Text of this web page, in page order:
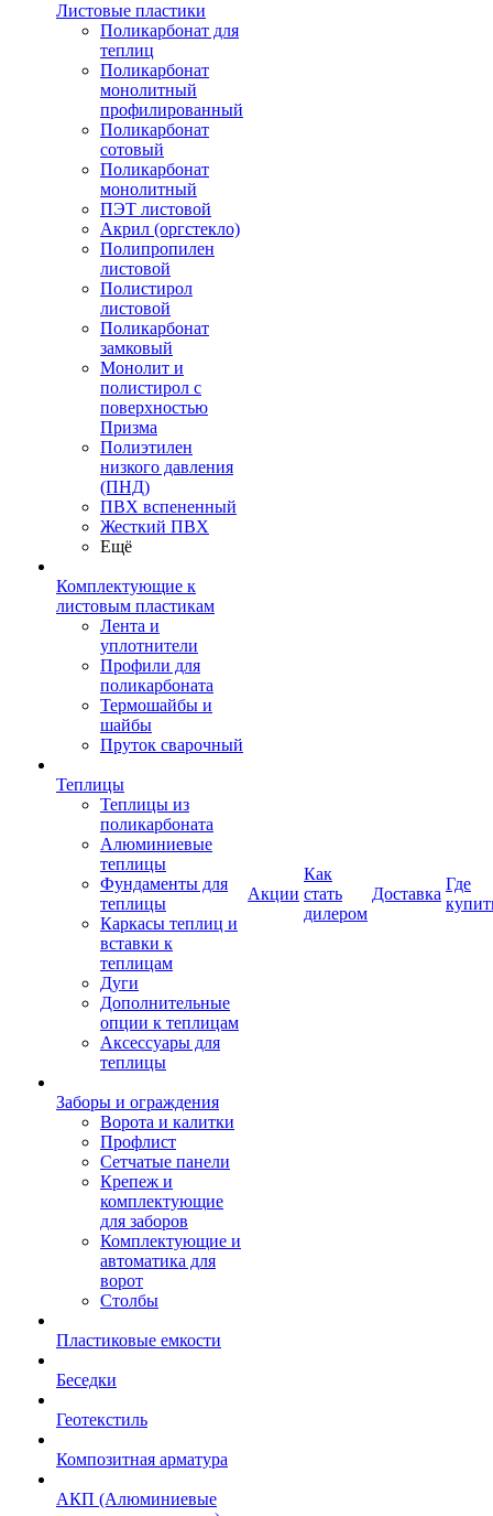
Листовые пластики
Поликарбонат для
теплиц
Поликарбонат
монолитный
профилированный
Поликарбонат
сотовый
Поликарбонат
монолитный
ПЭТ листовой
Акрил (оргстекло)
Полипропилен
листовой
Полистирол
листовой
Поликарбонат
замковый
Монолит и
полистирол с
поверхностью
Призма
Полиэтилен
низкого давления
(ПНД)
ПВХ вспененный
Жесткий ПВХ
Ещё
Комплектующие к
листовым пластикам
Лента и
уплотнители
Профили для
поликарбоната
Термошайбы и
шайбы
Пруток сварочный
Теплицы
Теплицы из
поликарбоната
Алюминиевые
теплицы
Фундаменты для
теплицы
Каркасы теплиц и
вставки к
теплицам
Дуги
Дополнительные
опции к теплицам
Аксессуары для
теплицы
Заборы и ограждения
Ворота и калитки
Профлист
Сетчатые панели
Крепеж и
комплектующие
для заборов
Комплектующие и
автоматика для
ворот
Столбы
Пластиковые емкости
Беседки
Геотекстиль
Композитная арматура
АКП (Алюминиевые
Акции
Как
стать
дилером
Доставка
Где